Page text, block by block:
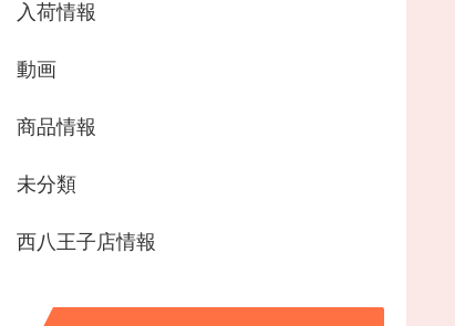
入荷情報
動画
商品情報
未分類
西八王子店情報